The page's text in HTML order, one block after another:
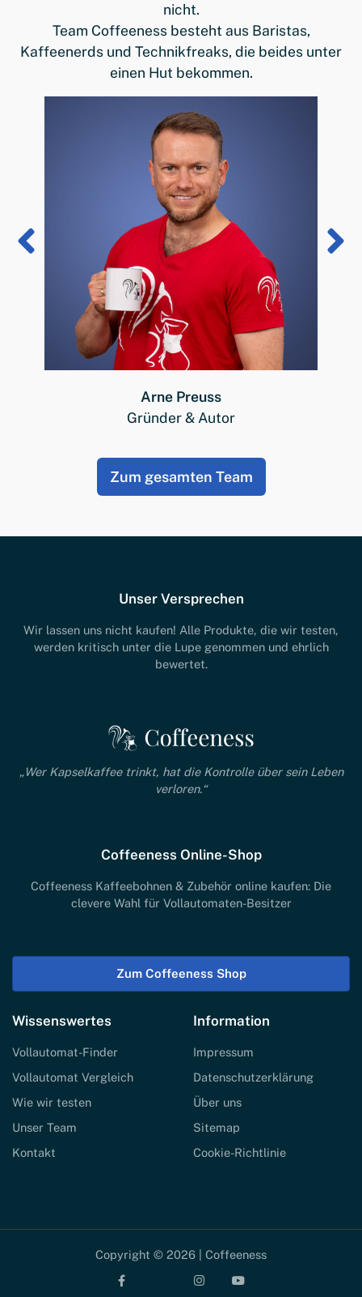
nicht.
Team Coffeeness besteht aus Baristas,
Kaffeenerds und Technikfreaks, die beides unter
einen Hut bekommen.
Arne Preuss
Gründer & Autor
Zum gesamten Team
Unser Versprechen
Wir lassen uns nicht kaufen! Alle Produkte, die wir testen,
werden kritisch unter die Lupe genommen und ehrlich
bewertet.
„Wer Kapselkaffee trinkt, hat die Kontrolle über sein Leben
verloren.“
Coffeeness Online-Shop
Coffeeness Kaffeebohnen & Zubehör online kaufen: Die
clevere Wahl für Vollautomaten-Besitzer
Zum Coffeeness Shop
Wissenswertes
Vollautomat-Finder
Vollautomat Vergleich
Wie wir testen
Unser Team
Kontakt
Information
Impressum
Datenschutzerklärung
Über uns
Sitemap
Cookie-Richtlinie
Copyright © 2026 | Coffeeness